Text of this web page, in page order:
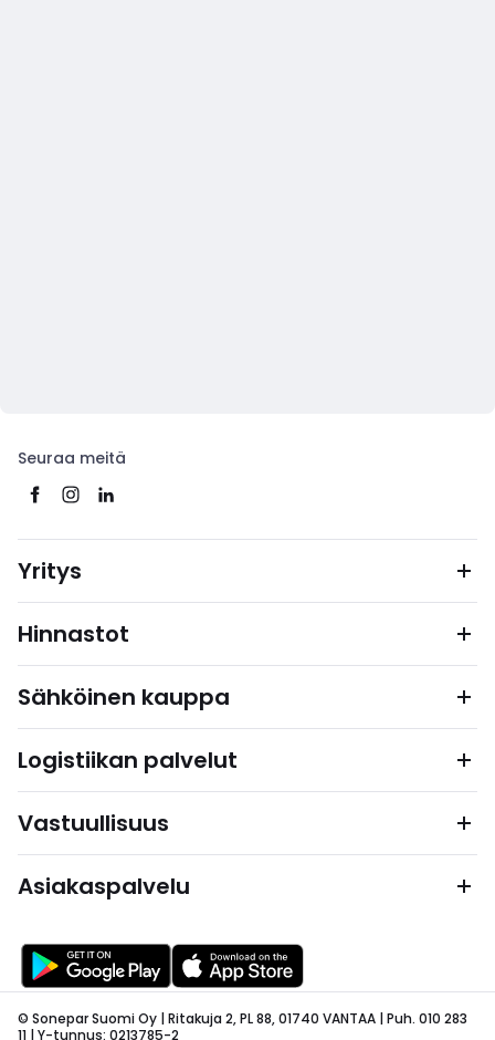
Seuraa meitä
Yritys
Hinnastot
Sähköinen kauppa
Logistiikan palvelut
Vastuullisuus
Asiakaspalvelu
© Sonepar Suomi Oy | Ritakuja 2, PL 88, 01740 VANTAA | Puh. 010 283
11 | Y-tunnus: 0213785-2